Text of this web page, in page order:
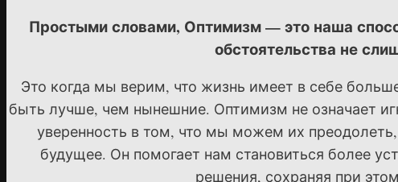
Простыми словами, Оптимизм — это наша
обстоятельства не
Это когда мы верим, что жизнь имеет в себе
быть лучше, чем нынешние. Оптимизм не означает
уверенность в том, что мы можем их
будущее. Он помогает нам становиться более
решения, сохраняя при